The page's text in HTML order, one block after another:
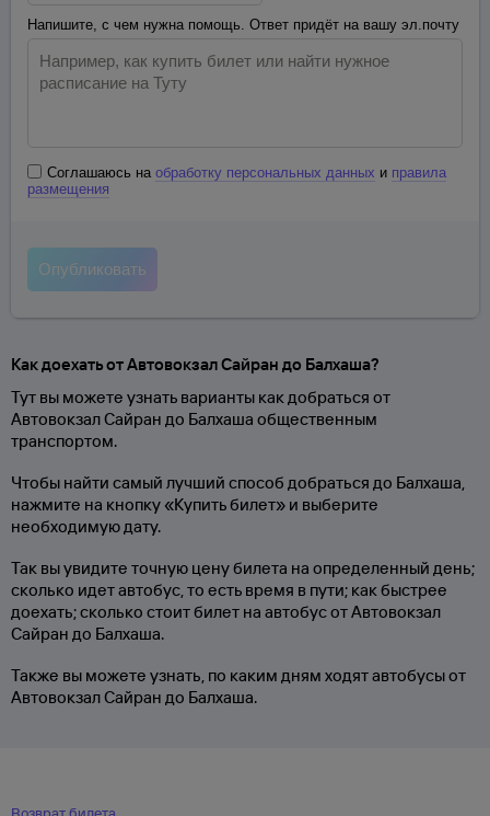
Напишите, с чем нужна помощь. Ответ придёт на вашу эл.почту
Соглашаюсь на обработку персональных данных и правила
размещения
Как доехать от Автовокзал Сайран до Балхаша?
Тут вы можете узнать варианты как добраться от
Автовокзал Сайран до Балхаша общественным
транспортом.
Чтобы найти самый лучший способ добраться до Балхаша,
нажмите на кнопку «Купить билет» и выберите
необходимую дату.
Так вы увидите точную цену билета на определенный день;
сколько идет автобус, то есть время в пути; как быстрее
доехать; сколько стоит билет на автобус от Автовокзал
Сайран до Балхаша.
Также вы можете узнать, по каким дням ходят автобусы от
Автовокзал Сайран до Балхаша.